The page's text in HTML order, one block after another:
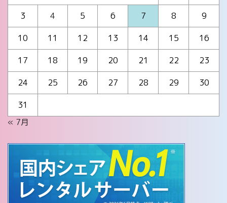
3
4 5 6 7 8
9
10
11 12 13 14 15
16
17
18 19 20 21 22
23
24
25 26 27 28 29
30
31
« 7月